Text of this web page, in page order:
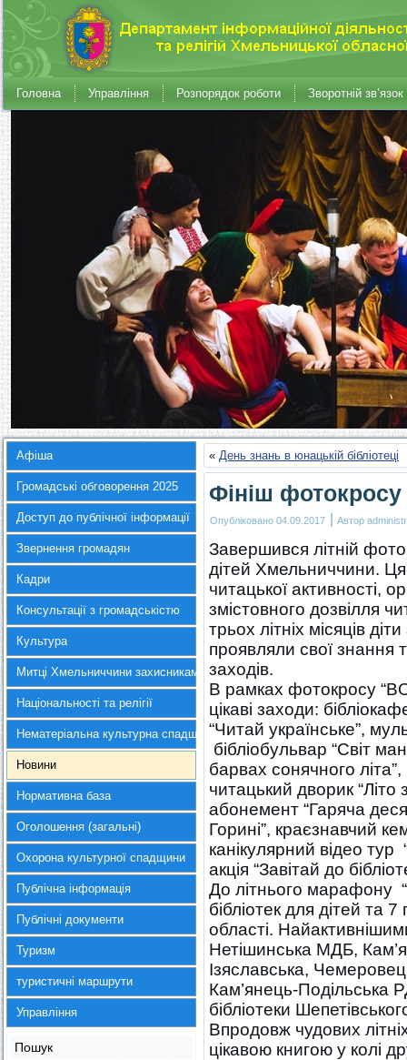
Головна Управління Розпорядок роботи Зворотній зв’язок
Афіша
Громадські обговорення 2025
Доступ до публічної інформації
Звернення громадян
Кадри
Консультації з громадськістю
Культура
Митці Хмельниччини захисникам України
Національності та релігії
Нематеріальна культурна спадщина
Новини
Нормативна база
Оголошення (загальні)
Охорона культурної спадщини
Публічна інформація
Публічні документи
Туризм
туристичні маршрути
Управління
Пошук
« День знань в юнацькій бібліотеці
Фініш
Опубліковано 04.09.2017 | Автор
Завершився літній
дітей Хмельниччини.
читацької активності,
змістовного дозвілля
трьох літніх місяців
проявляли свої знання
заходів.
В рамках фотокросу
цікаві заходи:
“Читай українське”,
бібліобульвар “Світ
барвах сонячного
читацький дворик “Літо
абонемент “Гаряча
Горині”, краєзнавчий
канікулярний відео
акція “Завітай до
До літнього марафону
бібліотек для дітей та
області.
Нетішинська МДБ,
Ізяславська,
Кам’янець-Подільська
бібліотеки
Впродовж чудових
цікавою книгою у колі